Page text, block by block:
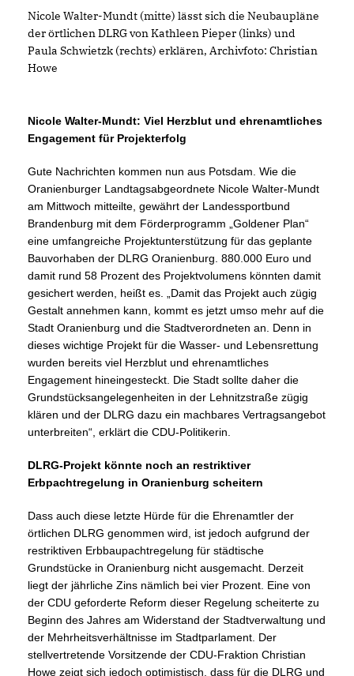
Nicole Walter-Mundt (mitte) lässt sich die Neubaupläne
der örtlichen DLRG von Kathleen Pieper (links) und
Paula Schwietzk (rechts) erklären, Archivfoto: Christian
Howe
Nicole Walter-Mundt: Viel Herzblut und ehrenamtliches
Engagement für Projekterfolg
Gute Nachrichten kommen nun aus Potsdam. Wie die
Oranienburger Landtagsabgeordnete Nicole Walter-Mundt
am Mittwoch mitteilte, gewährt der Landessportbund
Brandenburg mit dem Förderprogramm „Goldener Plan“
eine umfangreiche Projektunterstützung für das geplante
Bauvorhaben der DLRG Oranienburg. 880.000 Euro und
damit rund 58 Prozent des Projektvolumens könnten damit
gesichert werden, heißt es. „Damit das Projekt auch zügig
Gestalt annehmen kann, kommt es jetzt umso mehr auf die
Stadt Oranienburg und die Stadtverordneten an. Denn in
dieses wichtige Projekt für die Wasser- und Lebensrettung
wurden bereits viel Herzblut und ehrenamtliches
Engagement hineingesteckt. Die Stadt sollte daher die
Grundstücksangelegenheiten in der Lehnitzstraße zügig
klären und der DLRG dazu ein machbares Vertragsangebot
unterbreiten“, erklärt die CDU-Politikerin.
DLRG-Projekt könnte noch an restriktiver
Erbpachtregelung in Oranienburg scheitern
Dass auch diese letzte Hürde für die Ehrenamtler der
örtlichen DLRG genommen wird, ist jedoch aufgrund der
restriktiven Erbbaupachtregelung für städtische
Grundstücke in Oranienburg nicht ausgemacht. Derzeit
liegt der jährliche Zins nämlich bei vier Prozent. Eine von
der CDU geforderte Reform dieser Regelung scheiterte zu
Beginn des Jahres am Widerstand der Stadtverwaltung und
der Mehrheitsverhältnisse im Stadtparlament. Der
stellvertretende Vorsitzende der CDU-Fraktion Christian
Howe zeigt sich jedoch optimistisch, dass für die DLRG und